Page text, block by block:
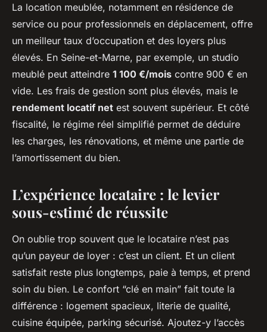
La location meublée, notamment en résidence de
service ou pour professionnels en déplacement, offre
un meilleur taux d’occupation et des loyers plus
élevés. En Seine-et-Marne, par exemple, un studio
meublé peut atteindre 1 100 €/mois contre 900 € en
vide. Les frais de gestion sont plus élevés, mais le
rendement locatif net est souvent supérieur. Et côté
fiscalité, le régime réel simplifié permet de déduire
les charges, les rénovations, et même une partie de
l’amortissement du bien.
L’expérience locataire : le levier
sous-estimé de réussite
On oublie trop souvent que le locataire n’est pas
qu’un payeur de loyer : c’est un client. Et un client
satisfait reste plus longtemps, paie à temps, et prend
soin du bien. Le confort “clé en main” fait toute la
différence : logement spacieux, literie de qualité,
cuisine équipée, parking sécurisé. Ajoutez-y l’accès